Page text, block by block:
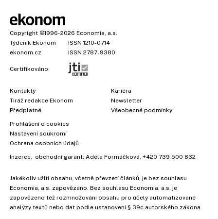
Copyright ©1996-2026 Economia, a.s.
Týdeník Ekonom
ISSN 1210-0714
ekonom.cz
ISSN 2787-9380
Certifikováno:
Kontakty
Tiráž redakce Ekonom
Předplatné
Kariéra
Newsletter
Všeobecné podmínky
Prohlášení o cookies
Nastavení soukromí
Ochrana osobních údajů
Inzerce, obchodní garant: Adéla Formáčková, +420 739 500 832
Jakékoliv užití obsahu, včetně převzetí článků, je bez souhlasu
Economia, a.s. zapovězeno. Bez souhlasu Economia, a.s. je
zapovězeno též rozmnožování obsahu pro účely automatizované
analýzy textů nebo dat podle ustanovení § 39c autorského zákona.